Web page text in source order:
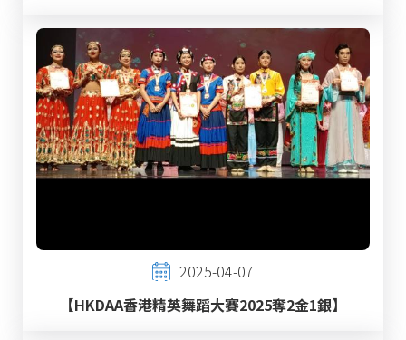
2025-04-07
【HKDAA香港精英舞蹈大賽2025奪2金1銀】